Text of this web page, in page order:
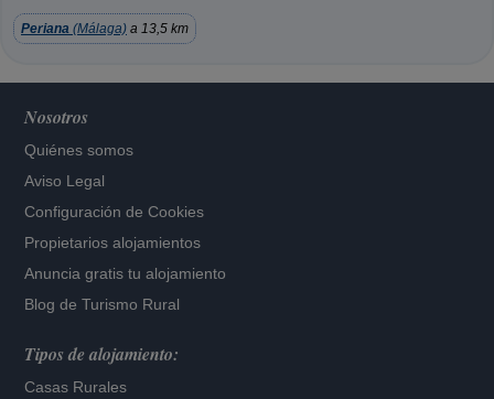
Periana (Málaga) a 13,5 km
Nosotros
Quiénes somos
Aviso Legal
Configuración de Cookies
Propietarios alojamientos
Anuncia gratis tu alojamiento
Blog de Turismo Rural
Tipos de alojamiento:
Casas Rurales